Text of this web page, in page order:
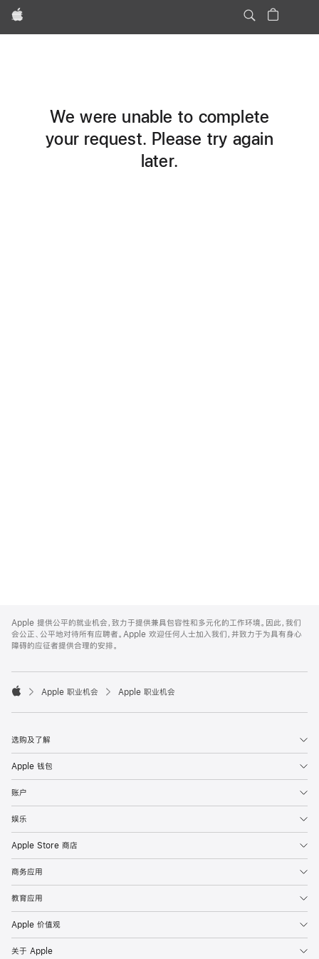
Apple
We were unable to complete
your request. Please try again
later.
Footer
Apple 提供公平的就业机会，致力于提供兼具包容性和多元化的工作环境。因此，我们
会公正、公平地对待所有应聘者。Apple 欢迎任何人士加入我们，并致力于为具有身心
障碍的应征者提供合理的安排。

Apple 职业机会 Apple 职业机会
选购及了解
Apple 钱包
账户
娱乐
Apple Store 商店
商务应用
教育应用
Apple 价值观
关于 Apple